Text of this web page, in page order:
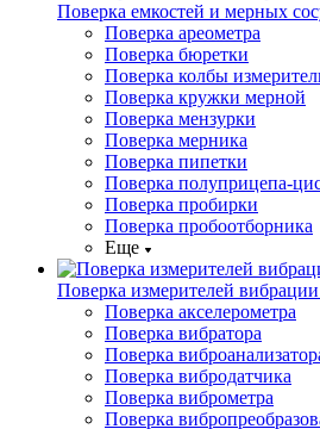
Поверка емкостей и мерных
Поверка ареометра
Поверка бюретки
Поверка колбы
Поверка кружки мерной
Поверка мензурки
Поверка мерника
Поверка пипетки
Поверка полуприцепа-
Поверка пробирки
Поверка пробоотборника
Еще
Поверка измерителей
Поверка акселерометра
Поверка вибратора
Поверка
Поверка вибродатчика
Поверка виброметра
Поверка